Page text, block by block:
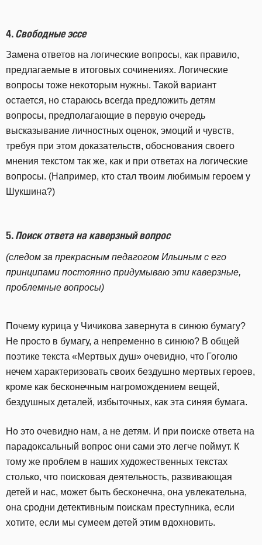
4.Свободные эссе
Замена ответов на логические вопросы, как правило,
предлагаемые в итоговых сочинениях. Логические
вопросы тоже некоторым нужны. Такой вариант
остается, но стараюсь всегда предложить детям
вопросы, предполагающие в первую очередь
высказывание личностных оценок, эмоций и чувств,
требуя при этом доказательств, обоснования своего
мнения текстом так же, как и при ответах на логические
вопросы. (Например, кто стал твоим любимым героем у
Шукшина?)
5.Поиск ответа на каверзный вопрос
(следом за прекрасным педагогом Ильиным с его
принципами постоянно придумываю эти каверзные,
проблемные вопросы)
Почему курица у Чичикова завернута в синюю бумагу?
Не просто в бумагу, а непременно в синюю? В общей
поэтике текста «Мертвых душ» очевидно, что Гоголю
нечем характеризовать своих бездушно мертвых героев,
кроме как бесконечным нагромождением вещей,
бездушных деталей, избыточных, как эта синяя бумага.
Но это очевидно нам, а не детям. И при поиске ответа на
парадоксальный вопрос они сами это легче поймут. К
тому же проблем в наших художественных текстах
столько, что поисковая деятельность, развивающая
детей и нас, может быть бесконечна, она увлекательна,
она сродни детективным поискам преступника, если
хотите, если мы сумеем детей этим вдохновить.